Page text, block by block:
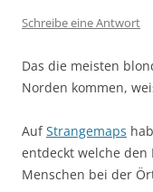
Schreibe eine Antwort
Das die meisten
Norden kommen,
AufStrangemaps
entdeckt welche den
Menschen bei der